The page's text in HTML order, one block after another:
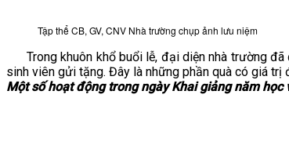
Tập thể CB, GV, CNV Nhà trường chụp ảnh lưu niệm
Trong khuôn khổ buổi lễ, đại diện nhà trường đã
sinh viên gửi tặng. Đây là những phần quà có giá trị
Một số hoạt động trong ngày Khai giảng năm học